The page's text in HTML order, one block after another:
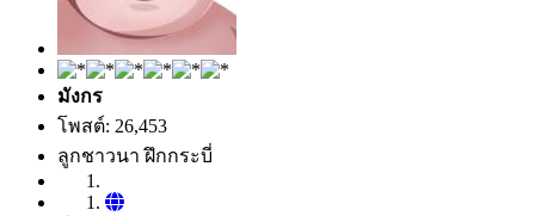
มังกร
โพสต์: 26,453
ลูกชาวนา ฝึกกระบี่